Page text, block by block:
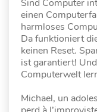
Sind Computer
einen
harmloses
Da funktioniert
keinen Reset.
ist garantiert!
Computerwelt
Michael, un